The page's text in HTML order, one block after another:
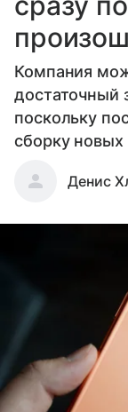
Компания
достаточный
поскольку
сборку
Денис